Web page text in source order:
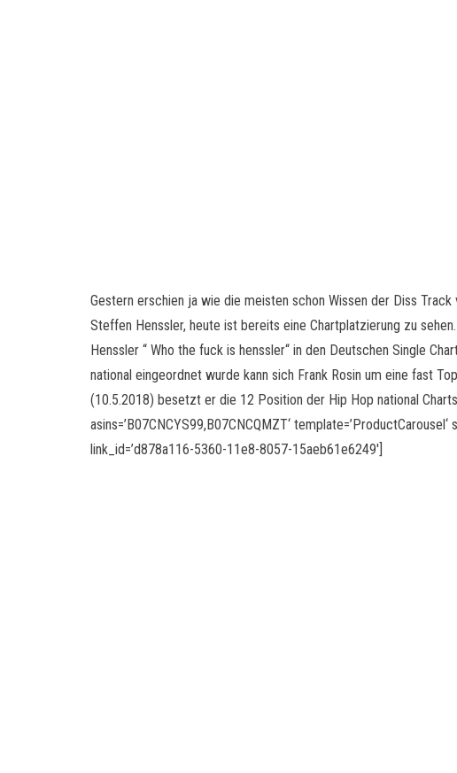
Gestern erschien ja wie die meisten schon Wissen der Diss Track
Steffen Henssler, heute ist bereits eine Chartplatzierung zu
Henssler “ Who the fuck is henssler“ in den Deutschen Single
national eingeordnet wurde kann sich Frank Rosin um eine fast
(10.5.2018) besetzt er die 12 Position der Hip Hop national
asins=’B07CNCYS99,B07CNCQMZT‘ template=’ProductCarousel‘
link_id=’d878a116-5360-11e8-8057-15aeb61e6249′]